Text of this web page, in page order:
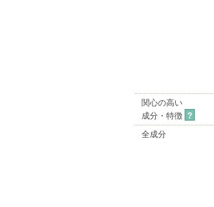
関心の高い
成分・特徴 ?
全成分